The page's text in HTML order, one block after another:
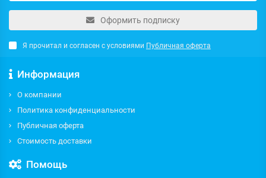
Оформить подписку
Я прочитал и согласен с условиями Публичная оферта
Информация
О компании
Политика конфиденциальности
Публичная оферта
Стоимость доставки
Помощь